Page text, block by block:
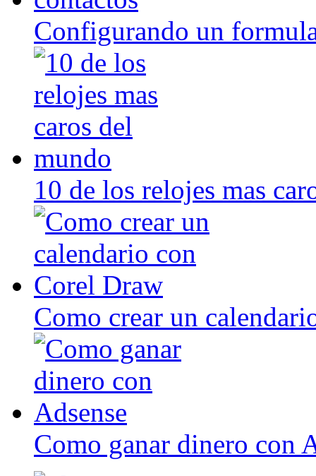
Configurando un
10 de los relojes mas
Como crear un
Como ganar dinero con